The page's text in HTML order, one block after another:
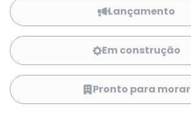
Lançamento
Em construção
Pronto para morar